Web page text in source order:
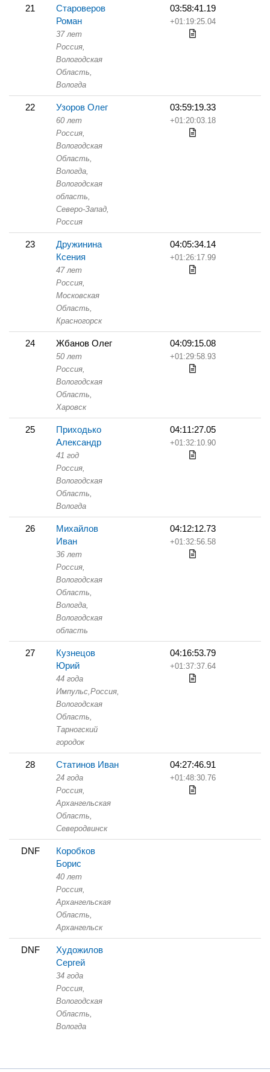
21
Староверов
Роман
37 лет
Россия,
Вологодская
Область,
Вологда
03:58:41.19
+01:19:25.04
22 Узоров Олег
60 лет
Россия,
Вологодская
Область,
Вологда,
Вологодская
область,
Северо-Запад,
Россия
03:59:19.33
+01:20:03.18
23
Дружинина
Ксения
47 лет
Россия,
Московская
Область,
Красногорск
04:05:34.14
+01:26:17.99
24 Жбанов Олег
50 лет
Россия,
Вологодская
Область,
Харовск
04:09:15.08
+01:29:58.93
25
Приходько
Александр
41 год
Россия,
Вологодская
Область,
Вологда
04:11:27.05
+01:32:10.90
26
Михайлов
Иван
36 лет
Россия,
Вологодская
Область,
Вологда,
Вологодская
область
04:12:12.73
+01:32:56.58
27
Кузнецов
Юрий
44 года
Импульс,Россия,
Вологодская
Область,
Тарногский
городок
04:16:53.79
+01:37:37.64
28 Статинов Иван
24 года
Россия,
Архангельская
Область,
Северодвинск
04:27:46.91
+01:48:30.76
DNF
Коробков
Борис
40 лет
Россия,
Архангельская
Область,
Архангельск
DNF
Художилов
Сергей
34 года
Россия,
Вологодская
Область,
Вологда